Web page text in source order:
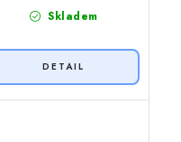
Skladem